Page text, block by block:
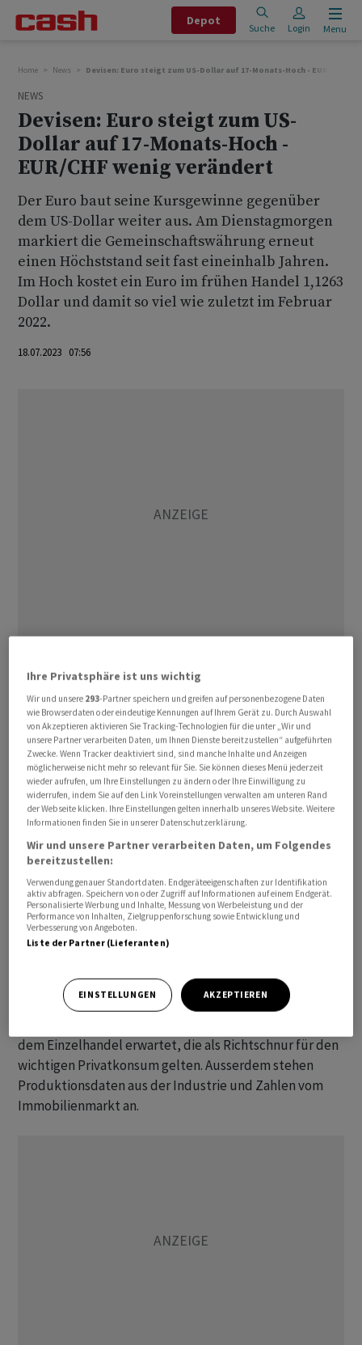
Depot
Suche Login Menu
Home News Devisen: Euro steigt zum US-Dollar auf 17-Monats-Hoch - EUR/CHF
NEWS
Devisen: Euro steigt zum US-
Dollar auf 17-Monats-Hoch -
EUR/CHF wenig verändert
Der Euro baut seine Kursgewinne gegenüber
dem US-Dollar weiter aus. Am Dienstagmorgen
markiert die Gemeinschaftswährung erneut
einen Höchststand seit fast eineinhalb Jahren.
Im Hoch kostet ein Euro im frühen Handel 1,1263
Dollar und damit so viel wie zuletzt im Februar
2022.
18.07.2023 07:56
über Nacht leicht Terrain eingebüsst. Die US-Währung
wird aktuell zu 0,8579 Franken gehandelt nach 0,8599
am Vorabend. Das Euro/Franken-Paar notiert dagegen
mit 0,9664 nach zuvor 0,9672 Franken kaum verändert.
Beflügelt wird der Euro seit einigen Tagen durch die
Aussicht auf ein Ende der Zinsanhebungen durch die
US-Zentralbank Fed. Verantwortlich dafür sind fallende
Inflationsraten, die den Kampf der Fed gegen die hohe
Teuerung weniger dringlich erscheinen lassen. Nach
kräftigen Zinsanhebungen seit März 2022 wird an den
Märkten für dieses Jahr aktuell mit nur noch einer
weiteren Zinsanhebung in den USA gerechnet.
Geldpolitik eine grosse Rolle spielt, dürften
Marktteilnehmer neue Wirtschaftszahlen genau
dem Einzelhandel erwartet, die als Richtschnur für den
wichtigen Privatkonsum gelten. Ausserdem stehen
Produktionsdaten aus der Industrie und Zahlen vom
Immobilienmarkt an.
Ihre Privatsphäre ist uns wichtig
Wir und unsere 293-Partner speichern und greifen auf personenbezogene Daten
wie Browserdaten oder eindeutige Kennungen auf Ihrem Gerät zu. Durch Auswahl
von Akzeptieren aktivieren Sie Tracking-Technologien für die unter „Wir und
unsere Partner verarbeiten Daten, um Ihnen Dienste bereitzustellen“ aufgeführten
Zwecke. Wenn Tracker deaktiviert sind, sind manche Inhalte und Anzeigen
möglicherweise nicht mehr so relevant für Sie. Sie können dieses Menü jederzeit
wieder aufrufen, um Ihre Einstellungen zu ändern oder Ihre Einwilligung zu
widerrufen, indem Sie auf den Link Voreinstellungen verwalten am unteren Rand
der Webseite klicken. Ihre Einstellungen gelten innerhalb unseres Website. Weitere
Informationen finden Sie in unserer Datenschutzerklärung.
Wir und unsere Partner verarbeiten Daten, um Folgendes
bereitzustellen:
Verwendung genauer Standortdaten. Endgeräteeigenschaften zur Identifikation
aktiv abfragen. Speichern von oder Zugriff auf Informationen auf einem Endgerät.
Personalisierte Werbung und Inhalte, Messung von Werbeleistung und der
Performance von Inhalten, Zielgruppenforschung sowie Entwicklung und
Verbesserung von Angeboten.
Liste der Partner (Lieferanten)
EINSTELLUNGEN AKZEPTIEREN